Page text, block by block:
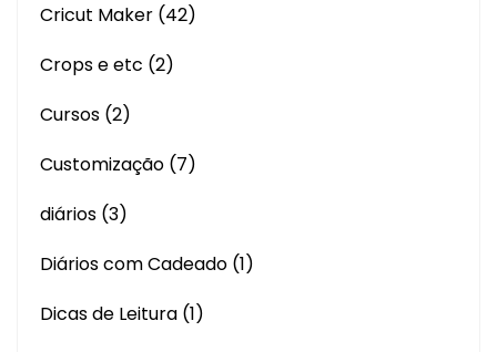
Cricut Maker (42)
Crops e etc (2)
Cursos (2)
Customização (7)
diários (3)
Diários com Cadeado (1)
Dicas de Leitura (1)